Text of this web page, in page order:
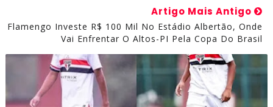
Artigo Mais Antigo
Flamengo Investe R$ 100 Mil No Estádio Albertão, Onde
Vai Enfrentar O Altos-PI Pela Copa Do Brasil